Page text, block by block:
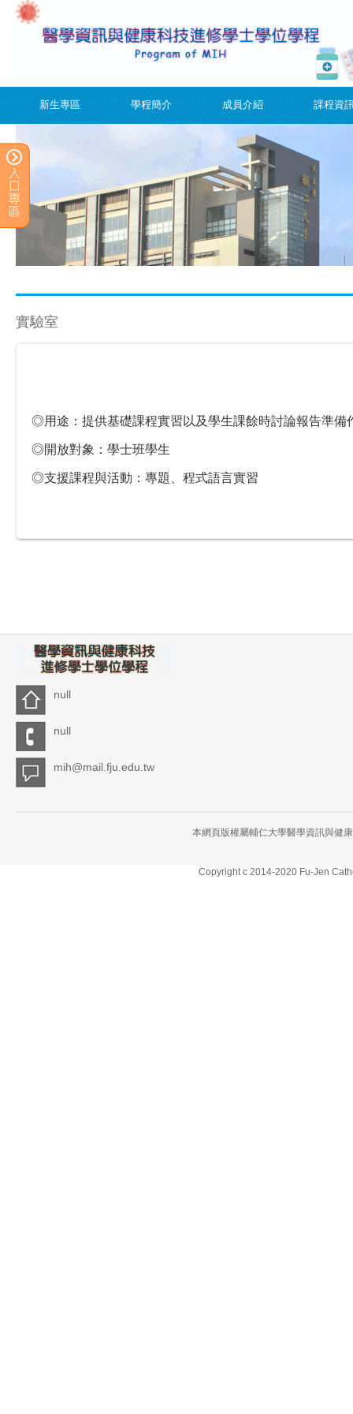
新生專區 學程簡介 成員介紹 課程資
實驗室
◎用途：提供基礎課程實習以及學生課餘時討論報告準備
◎開放對象：學士班學生
◎支援課程與活動：專題、程式語言實習
null
null
mih@mail.fju.edu.tw
本網頁版權屬輔仁大學醫學資訊與健
Copyright c 2014-2020 Fu-Jen